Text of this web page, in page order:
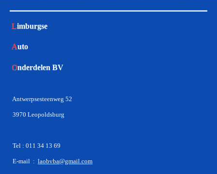
Limburgse
Auto
Onderdelen BV
Antwerpsesteenweg 52
3970 Leopoldsburg
Tel : 011 34 13 69
E-mail : laobvba@gmail.com